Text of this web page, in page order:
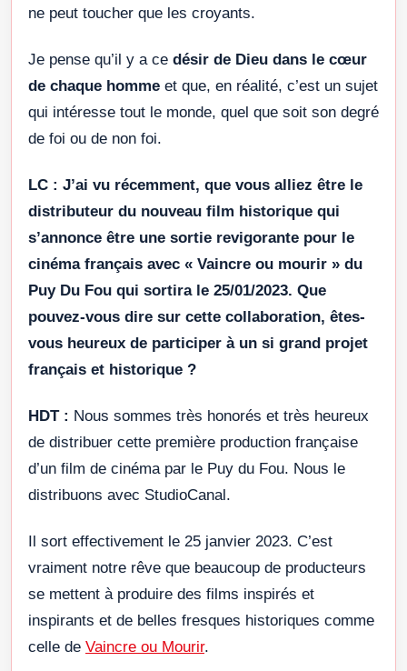
ne peut toucher que les croyants.
Je pense qu’il y a ce désir de Dieu dans le cœur
de chaque homme et que, en réalité, c’est un sujet
qui intéresse tout le monde, quel que soit son degré
de foi ou de non foi.
LC : J’ai vu récemment, que vous alliez être le
distributeur du nouveau film historique qui
s’annonce être une sortie revigorante pour le
cinéma français avec « Vaincre ou mourir » du
Puy Du Fou qui sortira le 25/01/2023. Que
pouvez-vous dire sur cette collaboration, êtes-
vous heureux de participer à un si grand projet
français et historique ?
HDT : Nous sommes très honorés et très heureux
de distribuer cette première production française
d’un film de cinéma par le Puy du Fou. Nous le
distribuons avec StudioCanal.
Il sort effectivement le 25 janvier 2023. C’est
vraiment notre rêve que beaucoup de producteurs
se mettent à produire des films inspirés et
inspirants et de belles fresques historiques comme
celle de Vaincre ou Mourir.